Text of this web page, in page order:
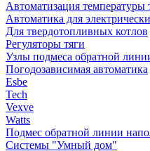
Автоматизация температуры
Автоматика для
Для твердотопливных котлов
Регуляторы тяги
Узлы подмеса обратной
Погодозависимая автоматика
Esbe
Tech
Vexve
Watts
Подмес обратной линии
Системы "Умный дом"